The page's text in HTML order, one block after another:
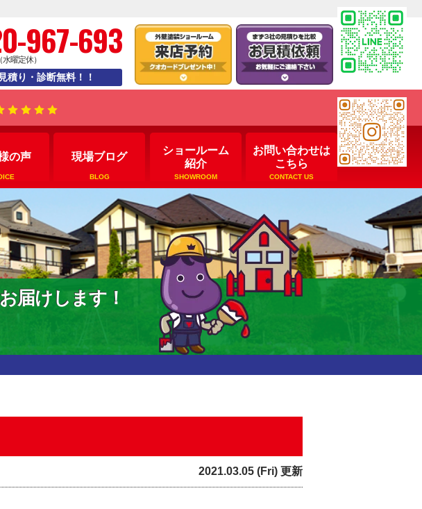
967-693
曜定休）
積り・診断無料！！
の声 現場ブログ
BLOG
ショールーム
紹介
SHOWROOM
お問い合わせは
こちら
CONTACT US
届けします！
2021.03.05 (Fri) 更新